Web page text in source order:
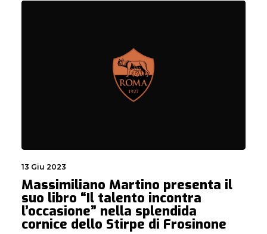
13 Giu 2023
Massimiliano Martino presenta il
suo libro “Il talento incontra
l’occasione” nella splendida
cornice dello Stirpe di Frosinone